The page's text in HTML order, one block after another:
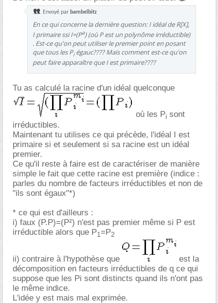
Envoyé par bambelbitz
En ce qui concerne la dernière question: I idéal de R[X],
I primaire ssi I=(Pa) (où P est un polynôme irréductible)
. Est-ce qu'on peut utiliser le premier point en posant
que tous les Piégauc???? Mais comment est-ce qu'on
peut faire apparaître que I est primaire????
Tu as calculé la racine d'un idéal quelconque
où les Pi sont
irréductibles.
Maintenant tu utilises ce qui précède, l'idéal I est
primaire si et seulement si sa racine est un idéal
premier.
Ce qu'il reste à faire est de caractériser de manière
simple le fait que cette racine est première (indice :
parles du nombre de facteurs irréductibles et non de
"ils sont égaux"*)
* ce qui est d'ailleurs :
i) faux (P.P)=(P²) n'est pas premier même si P est
irréductible alors que P1=P2
ii) contraire à l'hypothèse que
est la
décomposition en facteurs irréductibles de q ce qui
suppose que les Pi sont distincts quand ils n'ont pas
le même indice.
L'idée y est mais mal exprimée.